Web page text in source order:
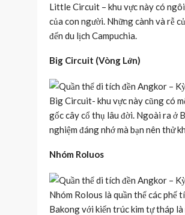
Little Circuit – khu vực này có
của con người. Những cành và rễ
đến du lịch Campuchia.
Big Circuit (Vòng Lớn)
Big Circuit- khu vực này cũng có
gốc cây cổ thụ lâu đời. Ngoài ra ở
nghiệm đáng nhớ mà bạn nên thử
Nhóm Roluos
Nhóm Rolous là quần thể các phế
Bakong với kiến trúc kim tự tháp